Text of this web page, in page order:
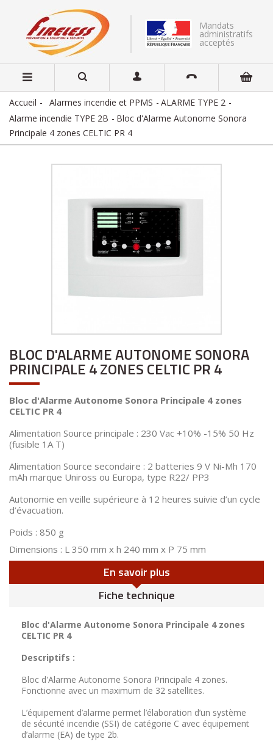
Mandats
administratifs
acceptés
Accueil Alarmes incendie et PPMS
ALARME TYPE 2
Alarme incendie TYPE 2B
Bloc d'Alarme Autonome Sonora
Principale 4 zones CELTIC PR 4
BLOC D'ALARME AUTONOME SONORA
PRINCIPALE 4 ZONES CELTIC PR 4
Bloc d'Alarme Autonome Sonora Principale 4 zones
CELTIC PR 4
Alimentation Source principale : 230 Vac +10% -15% 50 Hz
(fusible 1A T)
Alimentation Source secondaire : 2 batteries 9 V Ni-Mh 170
mAh marque Uniross ou Europa, type R22/ PP3
Autonomie en veille supérieure à 12 heures suivie d’un cycle
d’évacuation.
Poids : 850 g
Dimensions : L 350 mm x h 240 mm x P 75 mm
En savoir plus
Fiche technique
Bloc d'Alarme Autonome Sonora Principale 4 zones
CELTIC PR 4
Descriptifs :
Bloc d'Alarme Autonome Sonora Principale 4 zones.
Fonctionne avec un maximum de 32 satellites.
L’équipement d’alarme permet l’élaboration d’un système
de sécurité incendie (SSI) de catégorie C avec équipement
d’alarme (EA) de type 2b.